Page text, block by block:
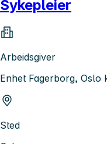
Sykepleier
Arbeidsgiver
Enhet Fagerborg, Oslo
Sted